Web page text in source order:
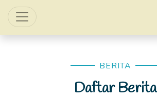
BERITA
Daftar Berita